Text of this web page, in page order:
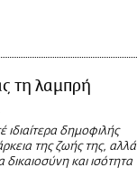
τη λαμπρή
ιδιαίτερα δημοφιλής
της ζωής της, αλλά
δικαιοσύνη και ισότητα